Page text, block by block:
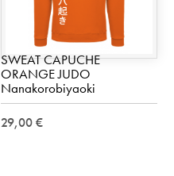
SWEAT CAPUCHE
ORANGE JUDO
Nanakorobiyaoki
29,00 €